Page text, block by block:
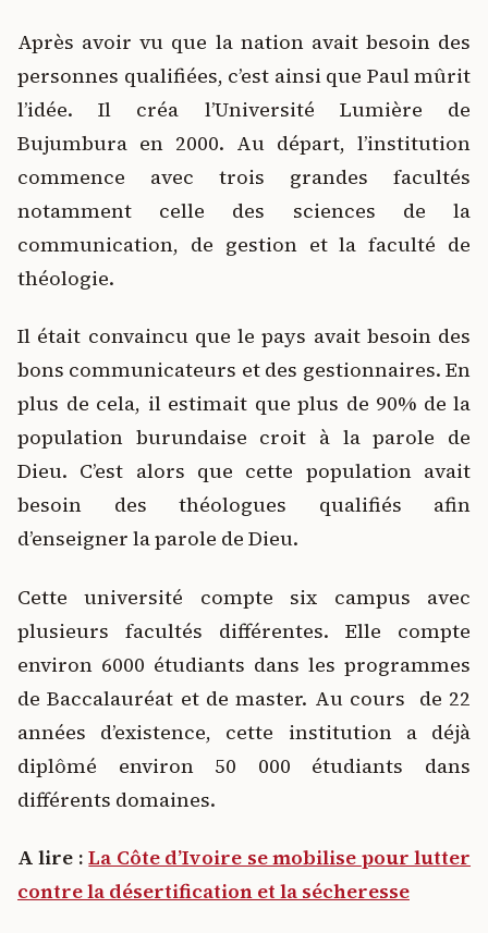
Après avoir vu que la nation avait besoin des
personnes qualifiées, c’est ainsi que Paul mûrit
l’idée. Il créa l’Université Lumière de
Bujumbura en 2000. Au départ, l’institution
commence avec trois grandes facultés
notamment celle des sciences de la
communication, de gestion et la faculté de
théologie.
Il était convaincu que le pays avait besoin des
bons communicateurs et des gestionnaires. En
plus de cela, il estimait que plus de 90% de la
population burundaise croit à la parole de
Dieu. C’est alors que cette population avait
besoin des théologues qualifiés afin
d’enseigner la parole de Dieu.
Cette université compte six campus avec
plusieurs facultés différentes. Elle compte
environ 6000 étudiants dans les programmes
de Baccalauréat et de master. Au cours de 22
années d’existence, cette institution a déjà
diplômé environ 50 000 étudiants dans
différents domaines.
A lire :La Côte d’Ivoire se mobilise pour lutter
contre la désertification et la sécheresse